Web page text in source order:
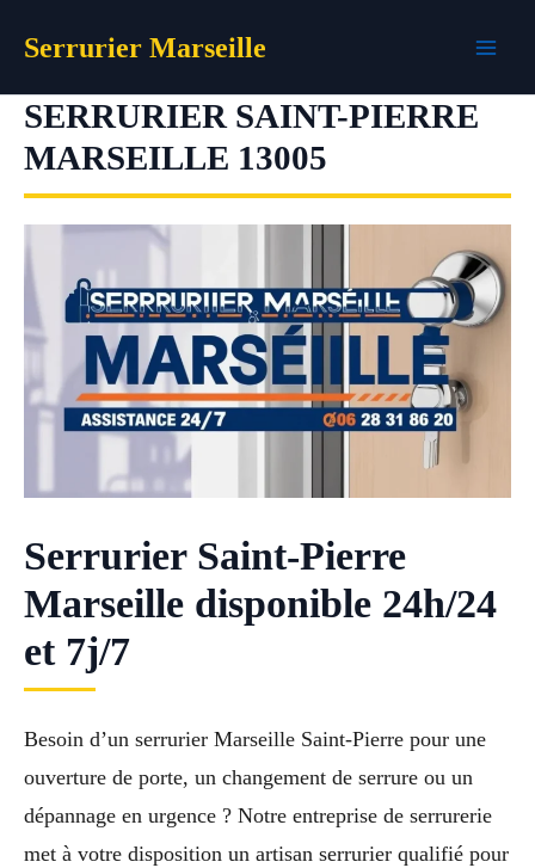
Serrurier Marseille
SERRURIER SAINT-PIERRE
MARSEILLE 13005
Serrurier Saint-Pierre
Marseille disponible 24h/24
et 7j/7
Besoin d’un serrurier Marseille Saint-Pierre pour une
ouverture de porte, un changement de serrure ou un
dépannage en urgence ? Notre entreprise de serrurerie
met à votre disposition un artisan serrurier qualifié pour